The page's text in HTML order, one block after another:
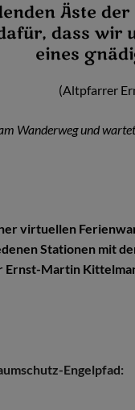
Äste
dass wir
eines
(Altpfarrer
Wanderweg und
virtuellen
Stationen mit
Ernst-Martin
Engelpfad: